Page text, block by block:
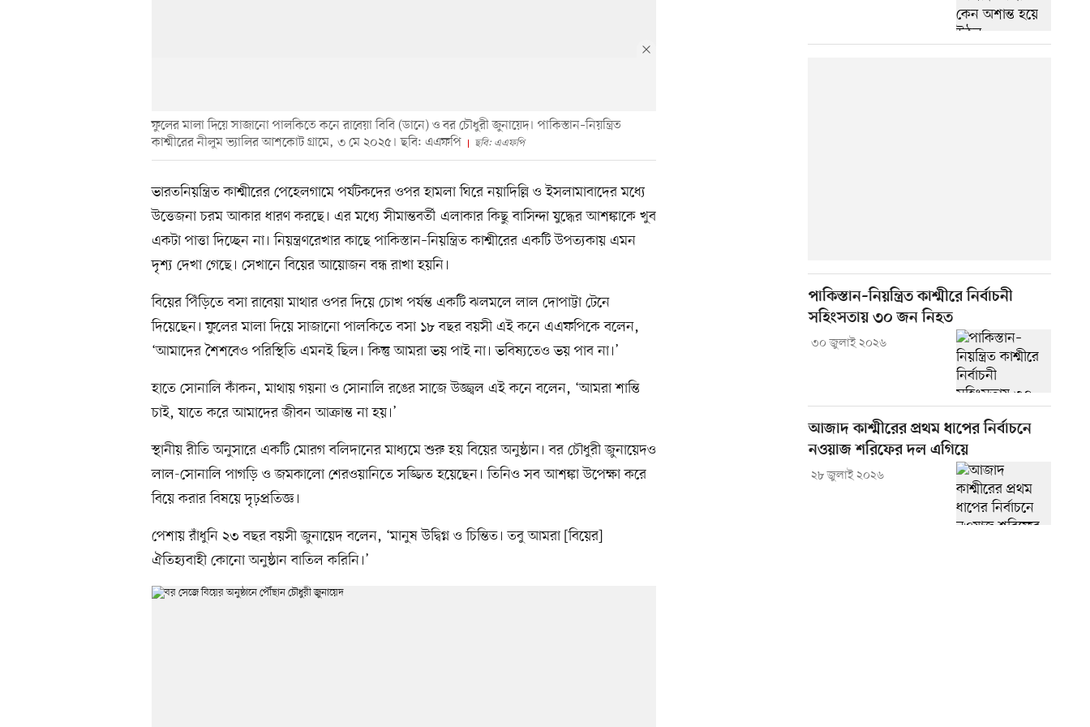
ফুলের মালা দিয়ে সাজানো পালকিতে কনে রাবেয়া বিবি (ডানে) ও বর চৌধুরী জুনায়েদ। পাকিস্তান–নিয়ন্ত্রিত
কাশ্মীরের নীলুম ভ্যালির আশকোট গ্রামে, ৩ মে ২০২৫। ছবি: এএফপি
ছবি: এএফপি
ভারতনিয়ন্ত্রিত কাশ্মীরের পেহেলগামে পর্যটকদের ওপর হামলা ঘিরে নয়াদিল্লি ও ইসলামাবাদের মধ্যে
উত্তেজনা চরম আকার ধারণ করছে। এর মধ্যে সীমান্তবর্তী এলাকার কিছু বাসিন্দা যুদ্ধের আশঙ্কাকে খুব
একটা পাত্তা দিচ্ছেন না। নিয়ন্ত্রণরেখার কাছে পাকিস্তান–নিয়ন্ত্রিত কাশ্মীরের একটি উপত্যকায় এমন
দৃশ্য দেখা গেছে। সেখানে বিয়ের আয়োজন বন্ধ রাখা হয়নি।
বিয়ের পিঁড়িতে বসা রাবেয়া মাথার ওপর দিয়ে চোখ পর্যন্ত একটি ঝলমলে লাল দোপাট্টা টেনে
দিয়েছেন। ফুলের মালা দিয়ে সাজানো পালকিতে বসা ১৮ বছর বয়সী এই কনে এএফপিকে বলেন,
‘আমাদের শৈশবেও পরিস্থিতি এমনই ছিল। কিন্তু আমরা ভয় পাই না। ভবিষ্যতেও ভয় পাব না।’
হাতে সোনালি কাঁকন, মাথায় গয়না ও সোনালি রঙের সাজে উজ্জ্বল এই কনে বলেন, ‘আমরা শান্তি
চাই, যাতে করে আমাদের জীবন আক্রান্ত না হয়।’
স্থানীয় রীতি অনুসারে একটি মোরগ বলিদানের মাধ্যমে শুরু হয় বিয়ের অনুষ্ঠান। বর চৌধুরী জুনায়েদও
লাল-সোনালি পাগড়ি ও জমকালো শেরওয়ানিতে সজ্জিত হয়েছেন। তিনিও সব আশঙ্কা উপেক্ষা করে
বিয়ে করার বিষয়ে দৃঢ়প্রতিজ্ঞ।
পেশায় রাঁধুনি ২৩ বছর বয়সী জুনায়েদ বলেন, ‘মানুষ উদ্বিগ্ন ও চিন্তিত। তবু আমরা [বিয়ের]
ঐতিহ্যবাহী কোনো অনুষ্ঠান বাতিল করিনি।’
পাকিস্তান–নিয়ন্ত্রিত কাশ্মীরে নির্বাচনী
সহিংসতায় ৩০ জন নিহত
৩০ জুলাই ২০২৬
আজাদ কাশ্মীরের প্রথম ধাপের নির্বাচনে
নওয়াজ শরিফের দল এগিয়ে
২৮ জুলাই ২০২৬